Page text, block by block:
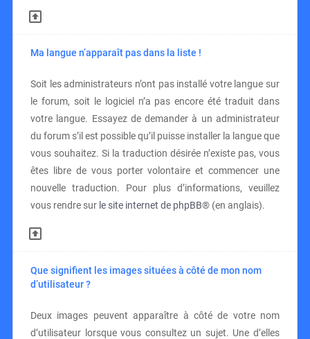
Ma langue n’apparaît pas dans la liste !
Soit les administrateurs n’ont pas installé votre langue sur
le forum, soit le logiciel n’a pas encore été traduit dans
votre langue. Essayez de demander à un administrateur
du forum s’il est possible qu’il puisse installer la langue que
vous souhaitez. Si la traduction désirée n’existe pas, vous
êtes libre de vous porter volontaire et commencer une
nouvelle traduction. Pour plus d’informations, veuillez
vous rendre sur le site internet de phpBB® (en anglais).
Que signifient les images situées à côté de mon nom
d’utilisateur ?
Deux images peuvent apparaître à côté de votre nom
d’utilisateur lorsque vous consultez un sujet. Une d’elles